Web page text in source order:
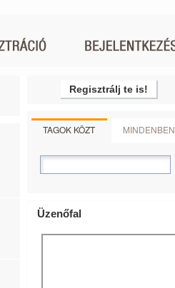
Regisztrálj te is!
TAGOK KÖZT MINDENBEN
Üzenőfal